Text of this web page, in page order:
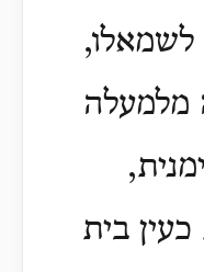
לשמאלו,
מלמעלה
בית